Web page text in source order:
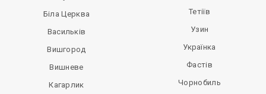
Біла Церква
Васильків
Вишгород
Вишневе
Кагарлик
Тетіїв
Узин
Українка
Фастів
Чорнобиль